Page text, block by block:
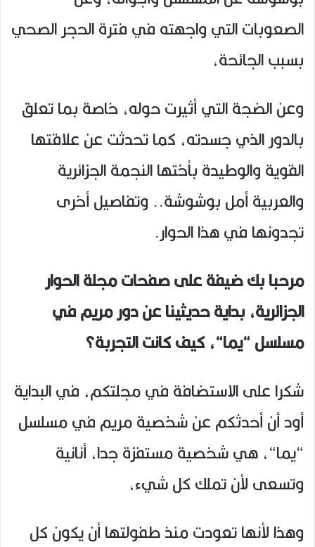
الصعوبات التي واجهته في فترة الحجر الصحي
بسبب الجائحة،
وعن الضجة التي أثيرت حوله، خاصة بما تعلق
بالدور الذي جسدته، كما تحدثت عن علاقتها
القوية والوطيدة بأختها النجمة الجزائرية
والعربية أمل بوشوشة.. وتفاصيل أخرى
تجدونها في هذا الحوار.
مرحبا بك ضيفة على صفحات مجلة الحوار
الجزائرية، بداية حديثينا عن دور مريم في
مسلسل “يما“، كيف كانت التجربة؟
شكرا على الاستضافة في مجلتكم، في البداية
أود أن أحدثكم عن شخصية مريم في مسلسل
“يما“، هي شخصية مستفزة جدا، أنانية
وتسعى لأن تملك كل شيء،
وهذا لأنها تعودت منذ طفولتها أن يكون كل